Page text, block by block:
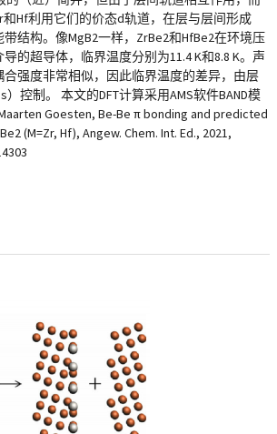
Hf利用它们的价态d轨道，在层与层间形成
结构。像MgB2一样，ZrBe2和HfBe2在环境压
的超导体，临界温度分别为11.4 K和8.8 K。声
强度非常相似，因此临界温度的差异，由层
控制。 本文的DFT计算采用AMS软件BAND模
Goesten, Be-Be π bonding and predicted
(M=Zr, Hf), Angew. Chem. Int. Ed., 2021,